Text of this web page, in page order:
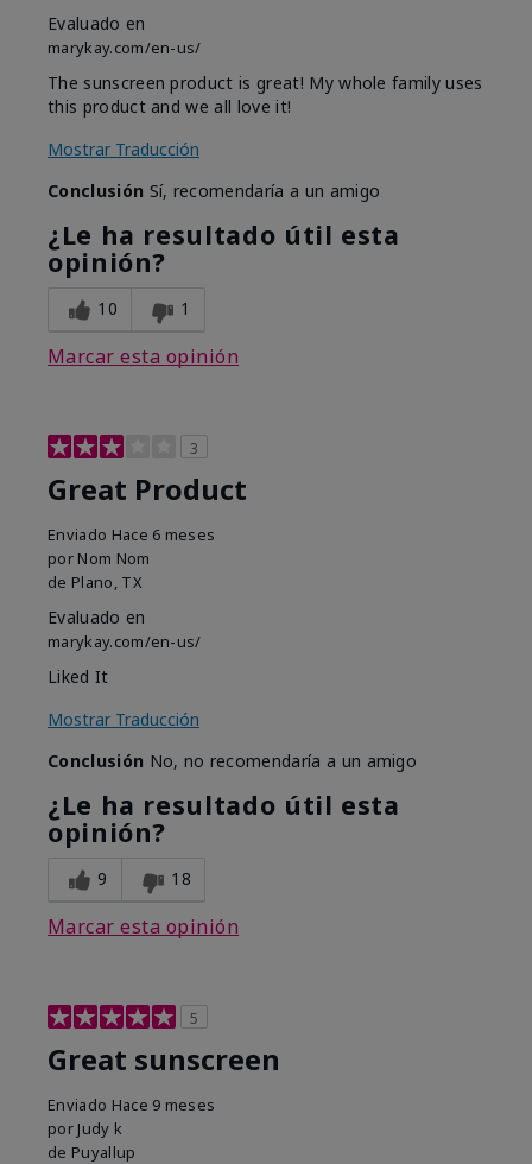
Evaluado en
marykay.com/en-us/
The sunscreen product is great! My whole family uses
this product and we all love it!
Mostrar Traducción
Conclusión Sí, recomendaría a un amigo
¿Le ha resultado útil esta
opinión?
10 1
Marcar esta opinión
3
Great Product
Enviado Hace 6 meses
por Nom Nom
de Plano, TX
Evaluado en
marykay.com/en-us/
Liked It
Mostrar Traducción
Conclusión No, no recomendaría a un amigo
¿Le ha resultado útil esta
opinión?
9 18
Marcar esta opinión
5
Great sunscreen
Enviado Hace 9 meses
por Judy k
de Puyallup